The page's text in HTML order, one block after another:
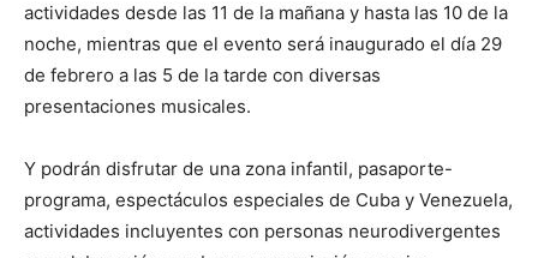
actividades desde las 11 de la mañana y hasta las 10 de la
noche, mientras que el evento será inaugurado el día 29
de febrero a las 5 de la tarde con diversas
presentaciones musicales.
Y podrán disfrutar de una zona infantil, pasaporte-
programa, espectáculos especiales de Cuba y Venezuela,
actividades incluyentes con personas neurodivergentes